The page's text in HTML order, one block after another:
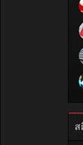
ส